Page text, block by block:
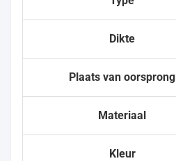
Dikte
Plaats van oorsprong
Materiaal
Kleur